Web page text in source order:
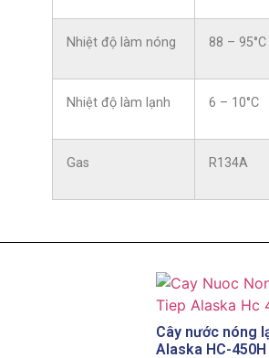
Nhiệt độ làm nóng 88 – 95°C
Nhiệt độ làm lạnh 6 – 10°C
Gas R134A
Cây nước nóng
Alaska HC-450H